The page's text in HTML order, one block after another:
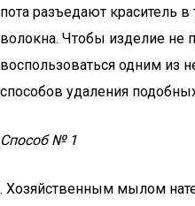
пота разъедают краситель
волокна. Чтобы изделие не
воспользоваться одним из
способов удаления
Способ № 1
. Хозяйственным мылом